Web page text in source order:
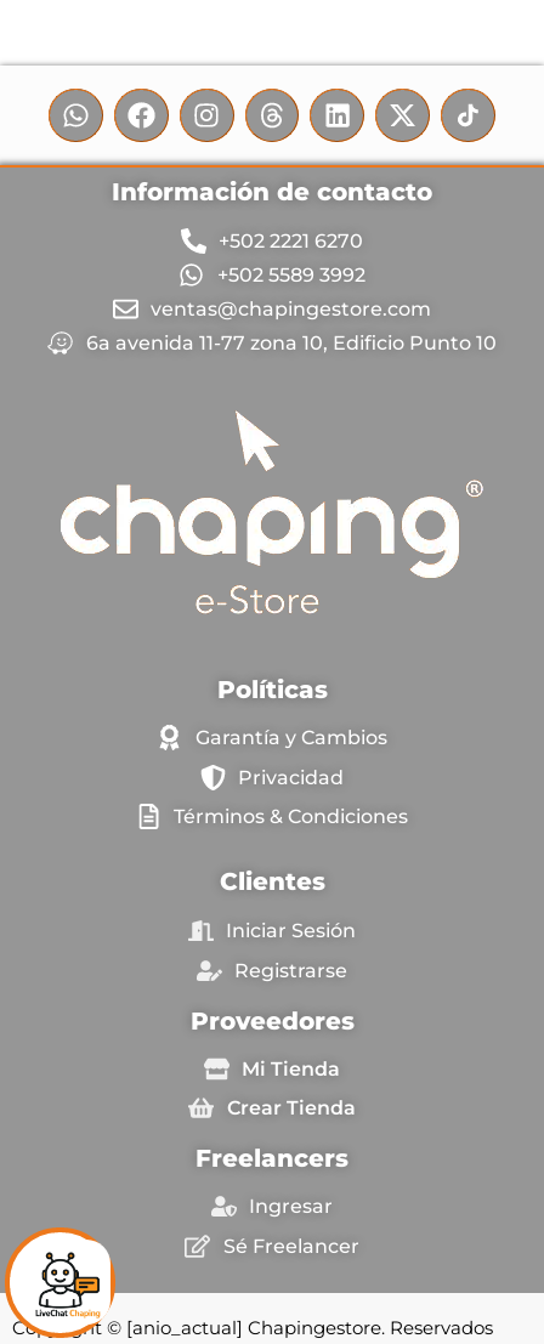
Información de contacto
+502 2221 6270
+502 5589 3992
ventas@chapingestore.com
6a avenida 11-77 zona 10, Edificio Punto 10
Políticas
Garantía y Cambios
Privacidad
Términos & Condiciones
Clientes
Iniciar Sesión
Registrarse
Proveedores
Mi Tienda
Crear Tienda
Freelancers
Ingresar
Sé Freelancer
Copyright © [anio_actual] Chapingestore. Reservados